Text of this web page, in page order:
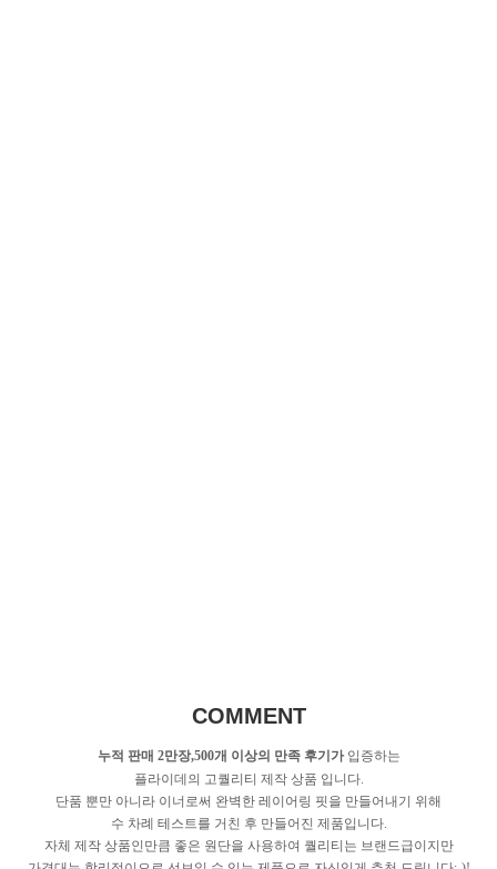
COMMENT
누적 판매 2만장,500개 이상의 만족 후기가입증하는
플라이데의 고퀄리티 제작 상품 입니다.
단품 뿐만 아니라 이너로써 완벽한 레이어링 핏을 만들어내기 위해
수 차례 테스트를 거친 후 만들어진 제품입니다.
자체 제작 상품인만큼 좋은 원단을 사용하여 퀄리티는 브랜드급이지만